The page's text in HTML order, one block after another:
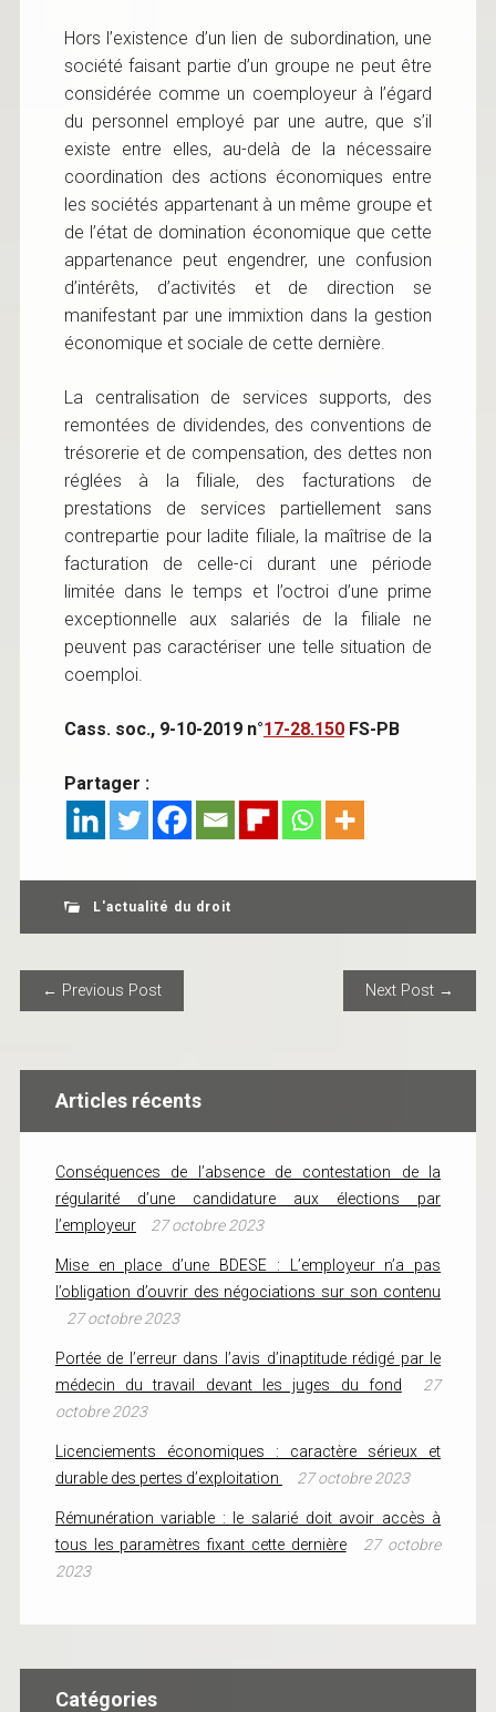
Hors l’existence d’un lien de subordination, une
société faisant partie d’un groupe ne peut être
considérée comme un coemployeur à l’égard
du personnel employé par une autre, que s’il
existe entre elles, au-delà de la nécessaire
coordination des actions économiques entre
les sociétés appartenant à un même groupe et
de l’état de domination économique que cette
appartenance peut engendrer, une confusion
d’intérêts, d’activités et de direction se
manifestant par une immixtion dans la gestion
économique et sociale de cette dernière.
La centralisation de services supports, des
remontées de dividendes, des conventions de
trésorerie et de compensation, des dettes non
réglées à la filiale, des facturations de
prestations de services partiellement sans
contrepartie pour ladite filiale, la maîtrise de la
facturation de celle-ci durant une période
limitée dans le temps et l’octroi d’une prime
exceptionnelle aux salariés de la filiale ne
peuvent pas caractériser une telle situation de
coemploi.
Cass. soc., 9-10-2019 n°17-28.150FS-PB
Partager :
L'actualité du droit
POST NAVIGATION
← Previous Post Next Post →
Articles récents
Conséquences de l’absence de contestation de la
régularité d’une candidature aux élections par
l’employeur
27 octobre 2023
Mise en place d’une BDESE : L’employeur n’a pas
l’obligation d’ouvrir des négociations sur son contenu
27 octobre 2023
Portée de l’erreur dans l’avis d’inaptitude rédigé par le
médecin du travail devant les juges du fond
27
octobre 2023
Licenciements économiques : caractère sérieux et
durable des pertes d’exploitation
27 octobre 2023
Rémunération variable : le salarié doit avoir accès à
tous les paramètres fixant cette dernière
27 octobre
2023
Catégories